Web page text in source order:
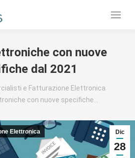
con nuove
dal 2021
e Fatturazione Elettronica
con nuove specifiche…
Dic
28
Elettronica